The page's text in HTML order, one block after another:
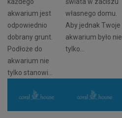
każdego
akwarium jest
odpowiednio
dobrany grunt.
Podłoże do
akwarium nie
tylko stanowi...
świata w zaciszu
własnego domu.
Aby jednak Twoje
akwarium było nie
tylko...